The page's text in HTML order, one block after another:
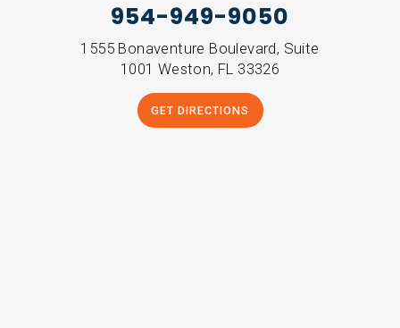
954-949-9050
1555 Bonaventure Boulevard, Suite
1001 Weston, FL 33326
GET DIRECTIONS